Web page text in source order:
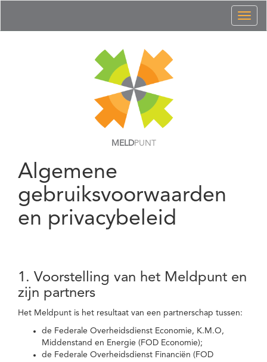
MELDPUNT
Algemene
gebruiksvoorwaarden
en privacybeleid
1. Voorstelling van het Meldpunt en
zijn partners
Het Meldpunt is het resultaat van een partnerschap tussen:
de Federale Overheidsdienst Economie, K.M.O,
Middenstand en Energie (FOD Economie);
de Federale Overheidsdienst Financiën (FOD